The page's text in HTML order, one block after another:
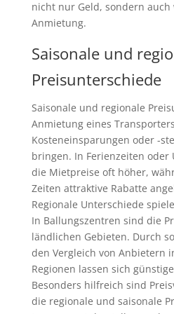
nicht nur Geld, sondern
Anmietung.
Saisonale und
Preisunterschiede
Saisonale und regionale
Anmietung eines
Kosteneinsparungen oder -
bringen. In Ferienzeiten oder
die Mietpreise oft höher,
Zeiten attraktive Rabatte
Regionale Unterschiede
In Ballungszentren sind die
ländlichen Gebieten. Durch
den Vergleich von Anbietern
Regionen lassen sich
Besonders hilfreich sind
die regionale und saisonale